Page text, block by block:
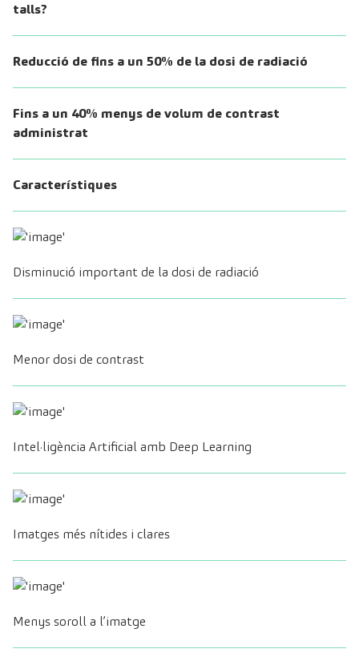
talls?
Reducció de fins a un 50% de la dosi de radiació
Fins a un 40% menys de volum de contrast
administrat
Característiques
Disminució important de la dosi de radiació
Menor dosi de contrast
Intel·ligència Artificial amb Deep Learning
Imatges més nítides i clares
Menys soroll a l’imatge